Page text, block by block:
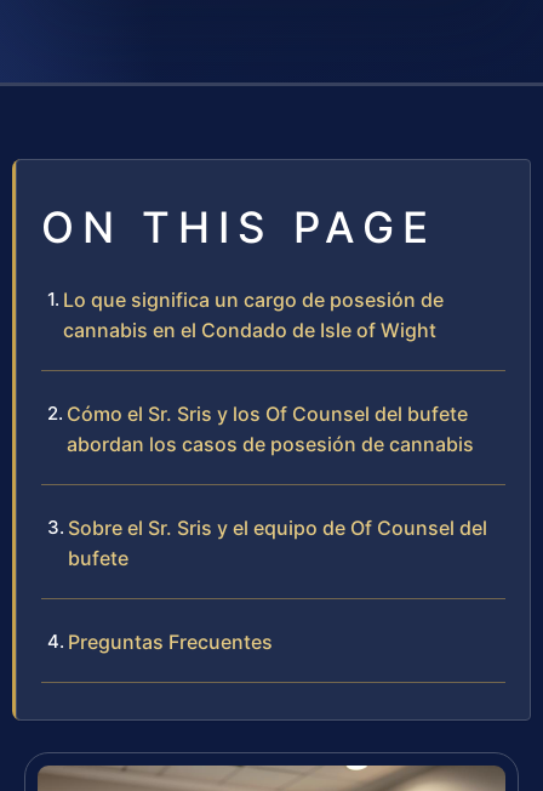
ON THIS PAGE
Lo que significa un cargo de posesión de
cannabis en el Condado de Isle of Wight
Cómo el Sr. Sris y los Of Counsel del bufete
abordan los casos de posesión de cannabis
Sobre el Sr. Sris y el equipo de Of Counsel del
bufete
Preguntas Frecuentes